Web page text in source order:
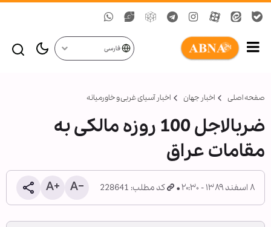
فارسی
صفحه اصلی اخبار جهان اخبار آسیای غربی و خاورمیانه
ضرب‏الاجل 100 روزه مالکی به
مقامات عراق
۸ اسفند ۱۳۸۹ - ۲۰:۳۰ کد مطلب: 228641